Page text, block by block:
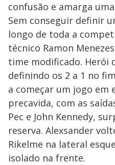
confusão e amarga
Sem conseguir definir
longo de toda a
técnico Ramon
time modificado. Herói
definindo os 2 a 1 no
a começar um jogo em
precavida, com as
Pec e John Kennedy,
reserva. Alexsander
Rikelme na lateral
isolado na frente.